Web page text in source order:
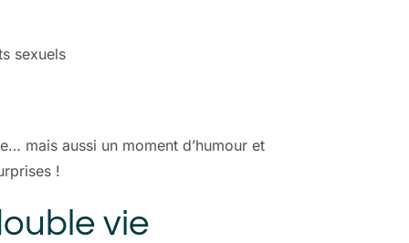
sexuels
mais aussi un moment d’humour et
!
vie